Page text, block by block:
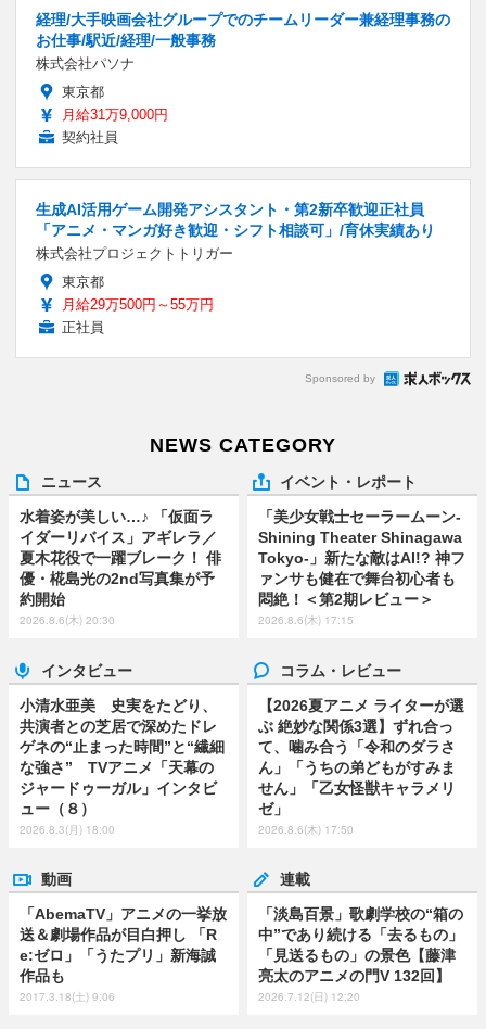
経理/大手映画会社グループでのチームリーダー兼経理事務の
お仕事/駅近/経理/一般事務
株式会社パソナ
東京都
月給31万9,000円
契約社員
生成AI活用ゲーム開発アシスタント・第2新卒歓迎正社員
「アニメ・マンガ好き歓迎・シフト相談可」/育休実績あり
株式会社プロジェクトトリガー
東京都
月給29万500円～55万円
正社員
Sponsored by
NEWS CATEGORY
ニュース
水着姿が美しい…♪ 「仮面ラ
イダーリバイス」アギレラ／
夏木花役で一躍ブレーク！ 俳
優・椛島光の2nd写真集が予
約開始
2026.8.6(木) 20:30
イベント・レポート
「美少女戦士セーラームーン-
Shining Theater Shinagawa
Tokyo-」新たな敵はAI!? 神フ
ァンサも健在で舞台初心者も
悶絶！＜第2期レビュー＞
2026.8.6(木) 17:15
インタビュー
小清水亜美 史実をたどり、
共演者との芝居で深めたドレ
ゲネの“止まった時間”と“繊細
な強さ” TVアニメ「天幕の
ジャードゥーガル」インタビ
ュー（８）
2026.8.3(月) 18:00
コラム・レビュー
【2026夏アニメ ライターが選
ぶ 絶妙な関係3選】ずれ合っ
て、噛み合う「令和のダラさ
ん」「うちの弟どもがすみま
せん」「乙女怪獣キャラメリ
ゼ」
2026.8.6(木) 17:50
動画
「AbemaTV」アニメの一挙放
送＆劇場作品が目白押し 「R
e:ゼロ」「うたプリ」新海誠
作品も
2017.3.18(土) 9:06
連載
「淡島百景」歌劇学校の“箱の
中”であり続ける「去るもの」
「見送るもの」の景色【藤津
亮太のアニメの門V 132回】
2026.7.12(日) 12:20